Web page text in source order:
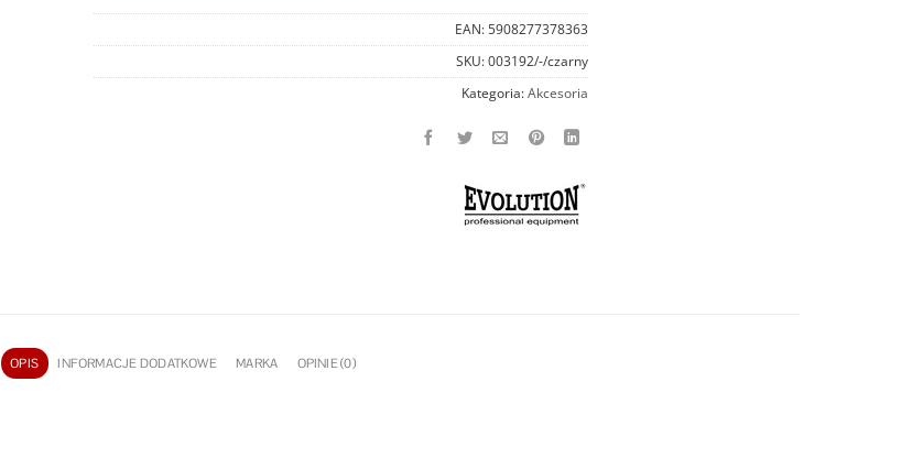
EAN: 5908277378363
SKU:003192/-/czarny
Kategoria:Akcesoria
OPIS INFORMACJE DODATKOWE MARKA OPINIE (0)